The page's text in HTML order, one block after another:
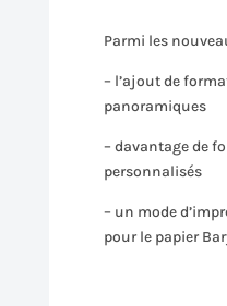
Parmi les
– l’ajout de
panoramiques
– davantage de
personnalisés
– un mode
pour le papier